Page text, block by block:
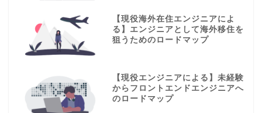
【現役海外在住エンジニアによ
る】エンジニアとして海外移住を
狙うためのロードマップ
【現役エンジニアによる】未経験
からフロントエンドエンジニアへ
のロードマップ